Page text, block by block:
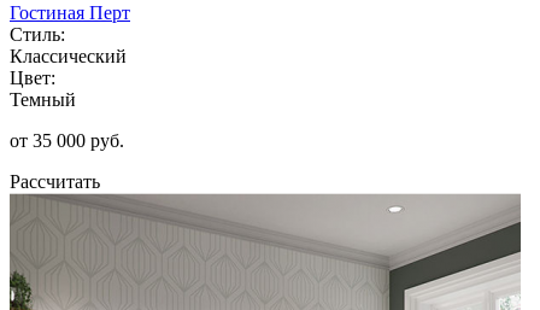
Гостиная Перт
Стиль:
Классический
Цвет:
Темный
от 35 000 руб.
Рассчитать